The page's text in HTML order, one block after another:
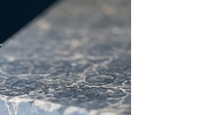
za savremena